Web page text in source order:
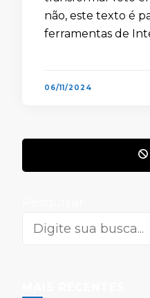
não, este texto é
ferramentas de
manipular …
06/11/2024